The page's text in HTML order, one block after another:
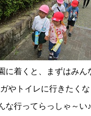
に着くと、まずはみん
やトイレに行きたく
な行ってらっしゃ～